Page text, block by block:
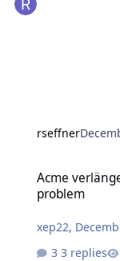
rseffner
Acme
problem
xep22,
3 replies